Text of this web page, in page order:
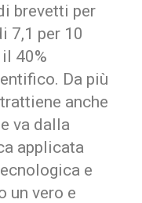
brevetti per
7,1 per 10
40%
Da più
anche
va dalla
applicata
e
un vero e